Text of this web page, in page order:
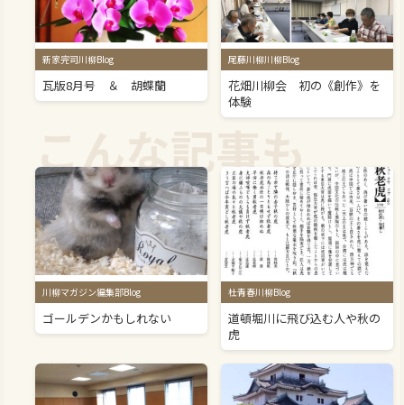
新家完司川柳Blog
瓦版8月号 ＆ 胡蝶蘭
尾藤川柳川柳Blog
花畑川柳会 初の《創作》を
体験
こんな記事も
川柳マガジン編集部Blog
ゴールデンかもしれない
杜青春川柳Blog
道頓堀川に飛び込む人や秋の
虎